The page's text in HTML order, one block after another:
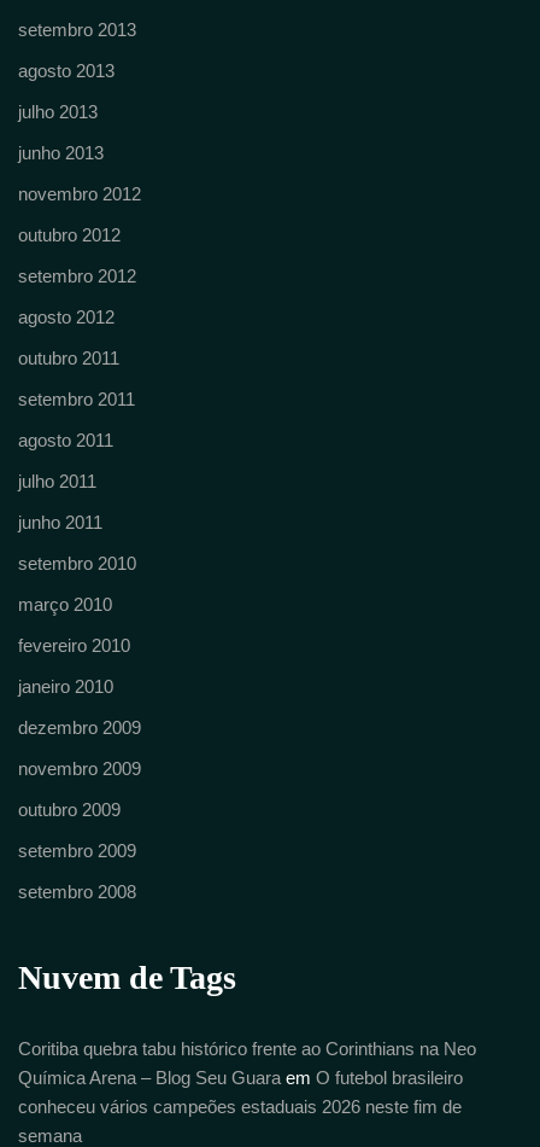
setembro 2013
agosto 2013
julho 2013
junho 2013
novembro 2012
outubro 2012
setembro 2012
agosto 2012
outubro 2011
setembro 2011
agosto 2011
julho 2011
junho 2011
setembro 2010
março 2010
fevereiro 2010
janeiro 2010
dezembro 2009
novembro 2009
outubro 2009
setembro 2009
setembro 2008
Nuvem de Tags
Coritiba quebra tabu histórico frente ao Corinthians na Neo
Química Arena – Blog Seu Guara em O futebol brasileiro
conheceu vários campeões estaduais 2026 neste fim de
semana